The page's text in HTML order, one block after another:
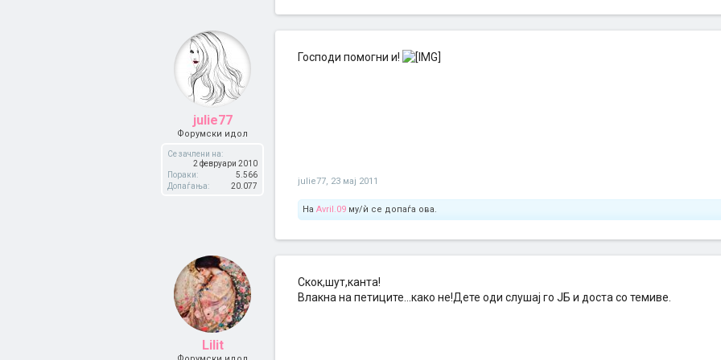
julie77
Форумски идол
Се зачлени на:
2 февруари 2010
Пораки:
5.566
Допаѓања:
20.077
Господи помогни и!
julie77, 23 мај 2011
На Avril.09 му/ѝ се допаѓа ова.
Lilit
Скок,шут,канта!
Влакна на петиците...како не!Дете оди слушај го ЈБ и доста со темиве.